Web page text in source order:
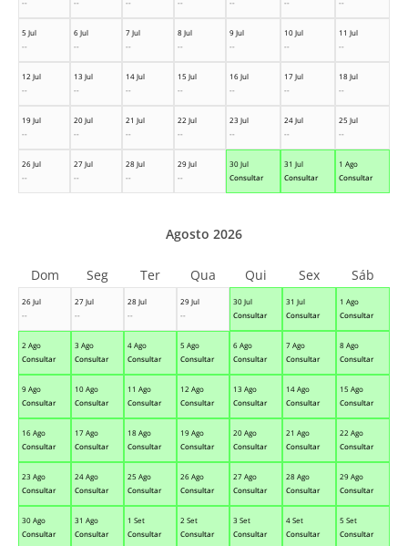
-- -- -- -- -- -- --
5 Jul
--
6 Jul
--
7 Jul
--
8 Jul
--
9 Jul
--
10 Jul
--
11 Jul
--
12 Jul
--
13 Jul
--
14 Jul
--
15 Jul
--
16 Jul
--
17 Jul
--
18 Jul
--
19 Jul
--
20 Jul
--
21 Jul
--
22 Jul
--
23 Jul
--
24 Jul
--
25 Jul
--
26 Jul
--
27 Jul
--
28 Jul
--
29 Jul
--
30 Jul
Consultar
31 Jul
Consultar
1 Ago
Consultar
26 Jul
--
27 Jul
--
28 Jul
--
29 Jul
--
30 Jul
Consultar
31 Jul
Consultar
1 Ago
Consultar
2 Ago
Consultar
3 Ago
Consultar
4 Ago
Consultar
5 Ago
Consultar
6 Ago
Consultar
7 Ago
Consultar
8 Ago
Consultar
9 Ago
Consultar
10 Ago
Consultar
11 Ago
Consultar
12 Ago
Consultar
13 Ago
Consultar
14 Ago
Consultar
15 Ago
Consultar
16 Ago
Consultar
17 Ago
Consultar
18 Ago
Consultar
19 Ago
Consultar
20 Ago
Consultar
21 Ago
Consultar
22 Ago
Consultar
23 Ago
Consultar
24 Ago
Consultar
25 Ago
Consultar
26 Ago
Consultar
27 Ago
Consultar
28 Ago
Consultar
29 Ago
Consultar
30 Ago
Consultar
31 Ago
Consultar
1 Set
Consultar
2 Set
Consultar
3 Set
Consultar
4 Set
Consultar
5 Set
Consultar
Agosto 2026
Dom Seg Ter Qua Qui Sex Sáb